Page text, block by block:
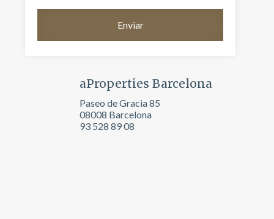
aProperties Barcelona
Paseo de Gracia 85
08008 Barcelona
93 528 89 08